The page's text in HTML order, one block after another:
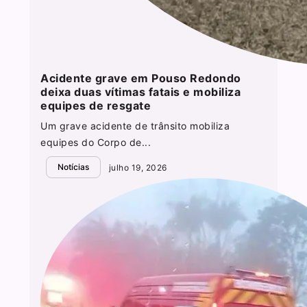
Acidente grave em Pouso Redondo
deixa duas vítimas fatais e mobiliza
equipes de resgate
Um grave acidente de trânsito mobiliza
equipes do Corpo de...
Notícias julho 19, 2026